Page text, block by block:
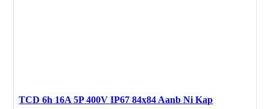
TCD 6h 16A 5P 400V IP67 84x84 Aanb Ni Kap